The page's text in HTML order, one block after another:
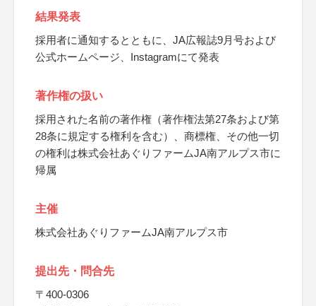
結果発表
採用者に通知するとともに、JA広報誌9月号および
公式ホームページ、Instagramにて発表
著作権の扱い
採用された名前の著作権（著作権法第27条および第
28条に規定する権利を含む）、商標権、その他一切
の権利は株式会社あぐりファームJA南アルプス市に
帰属
主催
株式会社あぐりファームJA南アルプス市
提出先・問合先
〒400-0306